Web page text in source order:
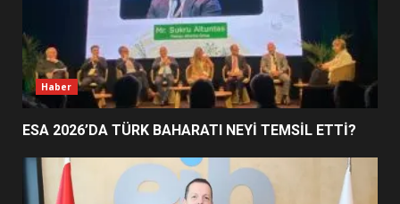
5
BALIKESİR MÜZELERİNDE SÜRE
UZATILDI: NE DEĞİŞTİ?
6
BURHANİYE SATRANÇ
TURNUVASI KAYITLARI NEYİ
DEĞİŞTİRİYOR?
Haber
ESA 2026’DA TÜRK BAHARATI NEYİ TEMSİL ETTİ?